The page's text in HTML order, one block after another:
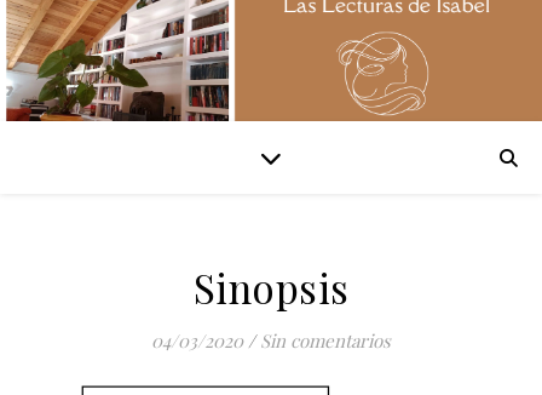
Sinopsis
04/03/2020 / Sin comentarios